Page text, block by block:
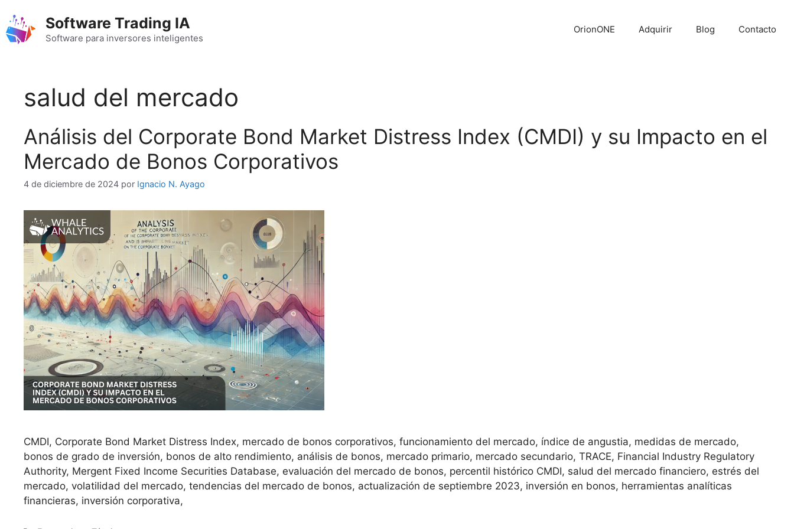
contenido
Software Trading IA
Software para inversores inteligentes
OrionONE Adquirir Blog Contacto
salud del mercado
Análisis del Corporate Bond Market Distress Index (CMDI) y su Impacto en el
Mercado de Bonos Corporativos
4 de diciembre de 2024 por Ignacio N. Ayago
CMDI, Corporate Bond Market Distress Index, mercado de bonos corporativos, funcionamiento del mercado, índice de angustia, medidas de mercado,
bonos de grado de inversión, bonos de alto rendimiento, análisis de bonos, mercado primario, mercado secundario, TRACE, Financial Industry Regulatory
Authority, Mergent Fixed Income Securities Database, evaluación del mercado de bonos, percentil histórico CMDI, salud del mercado financiero, estrés del
mercado, volatilidad del mercado, tendencias del mercado de bonos, actualización de septiembre 2023, inversión en bonos, herramientas analíticas
financieras, inversión corporativa,